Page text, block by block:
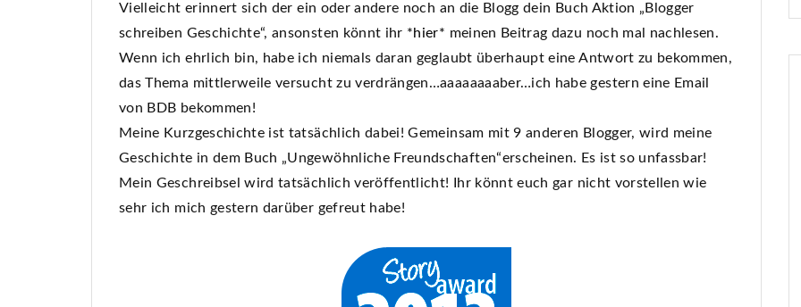
Vielleicht erinnert sich der ein oder andere noch an die Blogg dein Buch Aktion „Blogger
schreiben Geschichte“, ansonsten könnt ihr *hier* meinen Beitrag dazu noch mal nachlesen.
Wenn ich ehrlich bin, habe ich niemals daran geglaubt überhaupt eine Antwort zu bekommen,
das Thema mittlerweile versucht zu verdrängen…aaaaaaaaber…ich habe gestern eine Email
von BDB bekommen!
Meine Kurzgeschichte ist tatsächlich dabei! Gemeinsam mit 9 anderen Blogger, wird meine
Geschichte in dem Buch „Ungewöhnliche Freundschaften“erscheinen. Es ist so unfassbar!
Mein Geschreibsel wird tatsächlich veröffentlicht! Ihr könnt euch gar nicht vorstellen wie
sehr ich mich gestern darüber gefreut habe!